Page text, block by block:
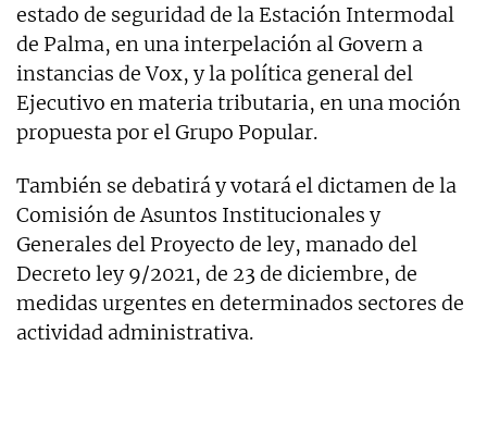
estado de seguridad de la Estación Intermodal
de Palma, en una interpelación al Govern a
instancias de Vox, y la política general del
Ejecutivo en materia tributaria, en una moción
propuesta por el Grupo Popular.
También se debatirá y votará el dictamen de la
Comisión de Asuntos Institucionales y
Generales del Proyecto de ley, manado del
Decreto ley 9/2021, de 23 de diciembre, de
medidas urgentes en determinados sectores de
actividad administrativa.